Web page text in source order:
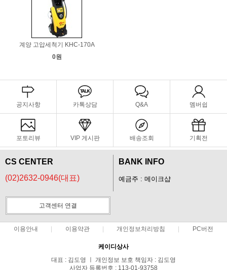
계양 고압세척기 KHC-170A
0원
공지사항 카톡상담 Q&A 멤버쉽
포토리뷰 VIP 게시판 배송조회 기획전
CS CENTER
(02)2632-0946(대표)
BANK INFO
예금주 : 메이크샵
고객센터 연결
이용안내 이용약관 개인정보처리방침 PC버전
케이디상사
대표 : 김도영 ㅣ 개인정보 보호 책임자 : 김도영
사업자 등록번호 : 113-01-93758